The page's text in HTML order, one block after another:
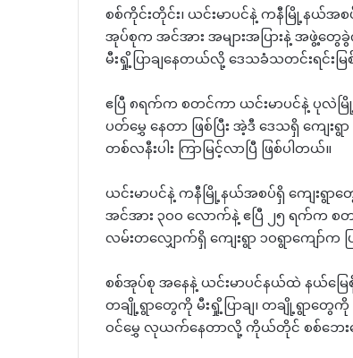
စစ်ကိုင်းတိုင်း၊ ယင်းမာပင်နဲ့ ကနီမြို့နယ်အ
အုပ်စုက အင်အား အများအပြားနဲ့ အဖွဲ့တွ
မီးရှို့ပြာချနေတယ်လို့ ဒေသခံသတင်းရင်းမ
ဧပြီ ၈ရက်က စတင်ကာ ယင်းမာပင်နဲ့ ပုလဲ
ပတ်မွှေ နေတာ ဖြစ်ပြီး အဲ့ဒီ ဒေသရှိ ကျေး
တစ်လနီးပါး ကြာမြင့်လာပြီ ဖြစ်ပါတယ်။
ယင်းမာပင်နဲ့ ကနီမြို့နယ်အစပ်ရှိ ကျေးရွ
အင်အား ၃၀၀ လောက်နဲ့ ဧပြီ ၂၅ ရက်က စတ
လမ်းတလျှောက်ရှိ ကျေးရွာ ၁၀ရွာကျော်က
စစ်အုပ်စု အနေနဲ့ ယင်းမာပင်နယ်ထဲ နယ်မြေစို
တချို့ရွာတွေကို မီးရှို့ပြာချ၊ တချို့ရွာတွေကို
ဝင်မွှေ လုယက်နေတာလို့ ကိုယ်တိုင် စစ်ဘေးရှ